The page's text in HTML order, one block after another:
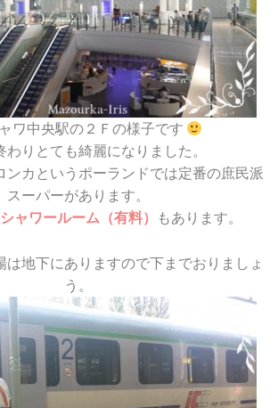
ワ中央駅の２Ｆの様子です
わりとても綺麗になりました。
ンカというポーランドでは定番の庶民派
スーパーがあります。
シャワールーム（有料） もあります。
は地下にありますので下までおりましょ
う。